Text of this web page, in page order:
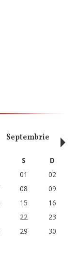
Septembrie
S
D
01
02
08
09
15
16
22
23
29
30